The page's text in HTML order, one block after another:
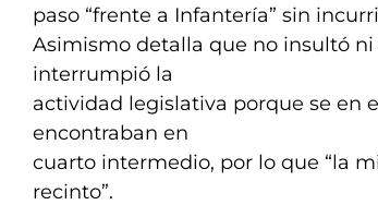
paso “frente a Infantería” sin
Asimismo detalla que no insultó
interrumpió la
actividad legislativa porque se en
encontraban en
cuarto intermedio, por lo que “la
recinto”.